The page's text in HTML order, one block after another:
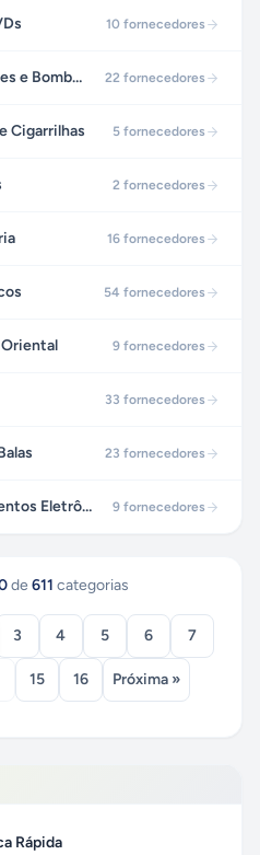
10 fornecedores
Embalagens para Chocolates e Bombons 22 fornecedores
Cigarrilhas 5 fornecedores
2 fornecedores
16 fornecedores
54 fornecedores
Oriental 9 fornecedores
33 fornecedores
23 fornecedores
Embalagens para Equipamentos Eletrônicos 9 fornecedores
de 611 categorias
3 4 5 6 7
15 16 Próxima »
Rápida